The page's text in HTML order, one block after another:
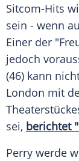
Sitcom-Hits
sein - wenn
Einer der
jedoch
(46) kann
London mit
sei, berichtet
Perry werde